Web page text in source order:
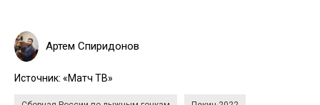
Артем Спиридонов
Источник: «Матч ТВ»